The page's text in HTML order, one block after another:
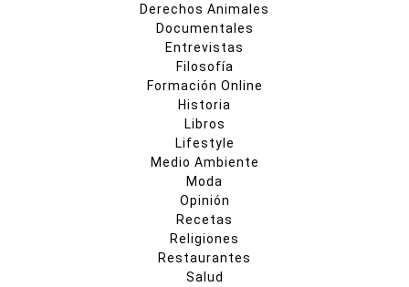
Derechos Animales
Documentales
Entrevistas
Filosofía
Formación Online
Historia
Libros
Lifestyle
Medio Ambiente
Moda
Opinión
Recetas
Religiones
Restaurantes
Salud